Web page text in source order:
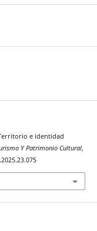
e identidad
Y Patrimonio Cultural,